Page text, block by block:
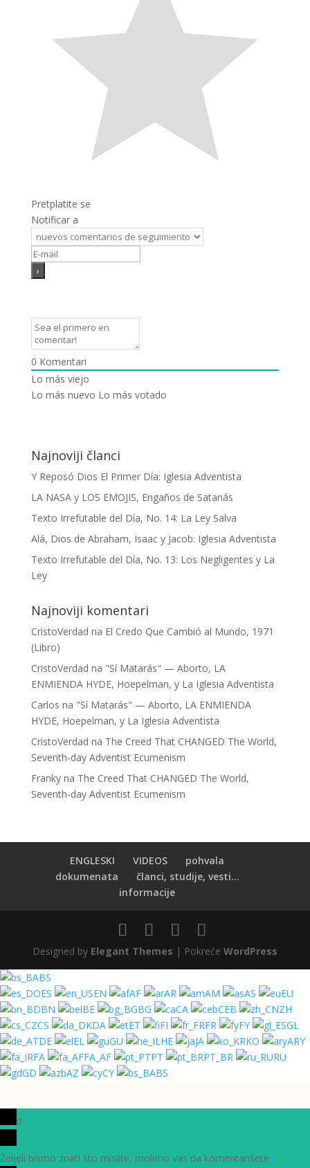
Pretplatite se
Notificar a
0 Komentari
Lo más viejo
Lo más nuevo Lo más votado
Najnoviji članci
Y Reposó Dios El Primer Día: Iglesia Adventista
LA NASA y LOS EMOJIS, Engaños de Satanás
Texto Irrefutable del Día, No. 14: La Ley Salva
Alá, Dios de Abraham, Isaac y Jacob: Iglesia Adventista
Texto Irrefutable del Día, No. 13: Los Negligentes y La
Ley
Najnoviji komentari
CristoVerdad na El Credo Que Cambió al Mundo, 1971
(Libro)
CristoVerdad na "Sí Matarás" — Aborto, LA
ENMIENDA HYDE, Hoepelman, y La Iglesia Adventista
Carlos na "Sí Matarás" — Aborto, LA ENMIENDA
HYDE, Hoepelman, y La Iglesia Adventista
CristoVerdad na The Creed That CHANGED The World,
Seventh-day Adventist Ecumenism
Frankyna The Creed That CHANGED The World,
Seventh-day Adventist Ecumenism
ENGLESKI VIDEOS
pohvala
dokumenata
članci, studije, vesti...
informacije
Designed by Elegant Themes | Pokreće WordPress
BS
ES
EN AF AR AM AS
EU
BN
BE BG CA CEB
ZH
CS
DA ET FI FR FY
GL
DE
EL GU HE JA KO
ARY
FA
FA_AF PT PT_BR
RU
GD
AZ CY BS
0
Željeli bismo znati što mislite, molimo vas da komentarišetex